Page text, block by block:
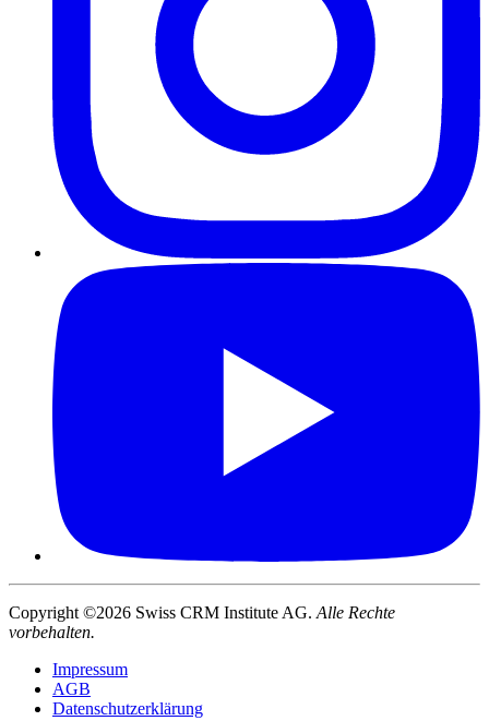
Copyright ©2026 Swiss CRM Institute AG. Alle Rechte
vorbehalten.
Impressum
AGB
Datenschutzerklärung